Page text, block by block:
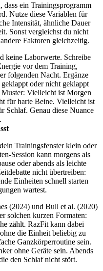
dass ein Trainingsprogramm
Nutze diese Variablen für
Intensität, ähnliche Dauer
Sonst vergleichst du nicht
Faktoren gleichzeitig.
keine Laborwerte. Schreibe
vor dem Training,
folgenden Nacht. Ergänze
oder nicht geklappt
Vielleicht ist Morgen
für harte Beine. Vielleicht ist
Schlaf. Genau diese Nuance
Trainingsfenster klein oder
Session kann morgens als
oder abends als leichte
nicht übertreiben:
Einheiten schnell starten
wartest.
(2024) und Bull et al. (2020)
solchen kurzen Formaten:
zählt. RazFit kann dabei
die Einheit beliebig zu
Ganzkörperroutine sein.
ohne Geräte sein. Abends
den Schlaf nicht stört.